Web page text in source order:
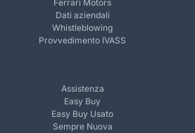
Ferrari Motors
Dati aziendali
Whistleblowing
Provvedimento IVASS
Assistenza
Easy Buy
Easy Buy Usato
Sempre Nuova